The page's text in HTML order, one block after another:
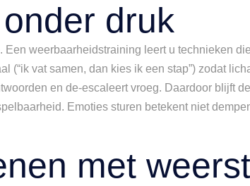
druk
weerbaarheidstraining leert u technieken
(“ik vat samen, dan kies ik een stap”) zodat
en de-escaleert vroeg. Daardoor blijft
Emoties sturen betekent niet
met